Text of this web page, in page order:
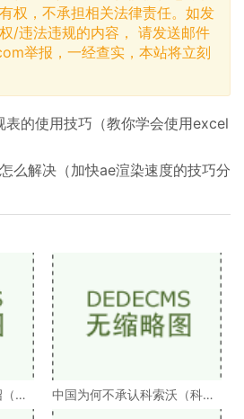
权，不承担相关法律责任。如发
/违法违规的内容， 请发送邮件
举报，一经查实，本站将立刻
表的使用技巧（教你学会使用excel
么解决（加快ae渲染速度的技巧分
凌
中国为何不承认科索沃（科索
沃为何不被承认）